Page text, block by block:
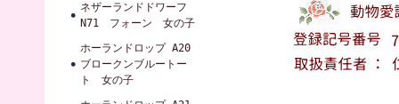
ネザーランドドワーフ
N71 フォーン 女の子
ホーランドロップ A20
ブロークンブルートー
ト 女の子